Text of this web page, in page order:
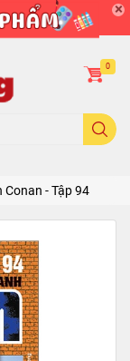
0
- Tập 94